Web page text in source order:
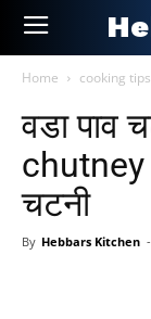
Home cooking
वडा पाव
chutney
चटनी
By Hebbars Kitchen -